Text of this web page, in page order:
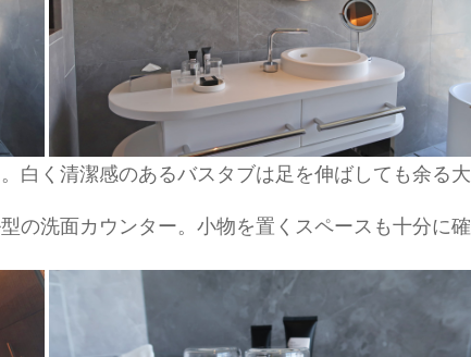
白く清潔感のあるバスタブは足を伸ばしても余る大
の洗面カウンター。小物を置くスペースも十分に確